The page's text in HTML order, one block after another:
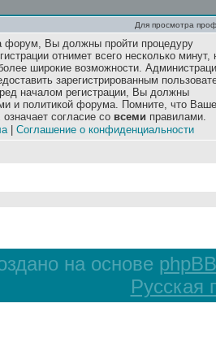
Для просмотра
форум, Вы должны пройти процедуру
отнимет всего несколько минут,
широкие возможности.
зарегистрированным
началом регистрации, Вы должны
и политикой форума. Помните, что Ваше
согласие со всеми правилами.
| Соглашение о конфиденциальности
на основе phpBB
Русская